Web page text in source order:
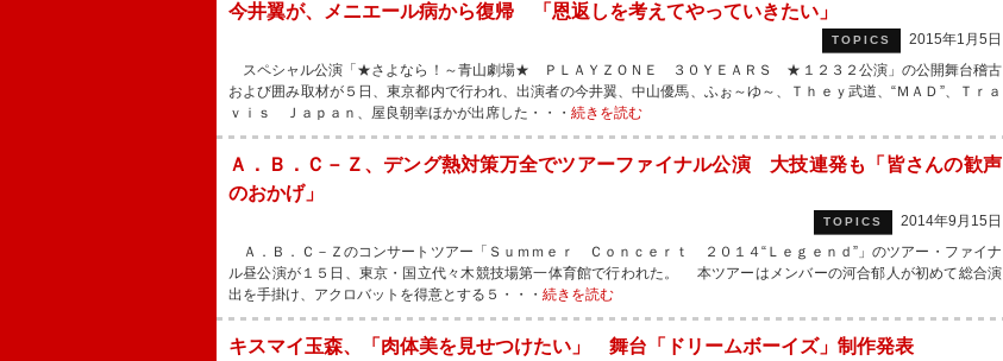
今井翼が、メニエール病から復帰 「恩返しを考えてやっていきたい」
TOPICS
2015年1月5日
スペシャル公演「★さよなら！～青山劇場★ ＰＬＡＹＺＯＮＥ ３０ＹＥＡＲＳ ★１２３２公演」の公開舞台稽古
および囲み取材が５日、東京都内で行われ、出演者の今井翼、中山優馬、ふぉ～ゆ～、Ｔｈｅｙ武道、“ＭＡＤ”、Ｔｒａ
ｖｉｓ Ｊａｐａｎ、屋良朝幸ほかが出席した・・・ 続きを読む
Ａ．Ｂ．Ｃ－Ｚ、デング熱対策万全でツアーファイナル公演 大技連発も「皆さんの歓声
のおかげ」
TOPICS
2014年9月15日
Ａ．Ｂ．Ｃ－Ｚのコンサートツアー「Ｓｕｍｍｅｒ Ｃｏｎｃｅｒｔ ２０１４“Ｌｅｇｅｎｄ”」のツアー・ファイナ
ル昼公演が１５日、東京・国立代々木競技場第一体育館で行われた。 本ツアーはメンバーの河合郁人が初めて総合演
出を手掛け、アクロバットを得意とする５・・・ 続きを読む
キスマイ玉森、「肉体美を見せつけたい」 舞台「ドリームボーイズ」制作発表